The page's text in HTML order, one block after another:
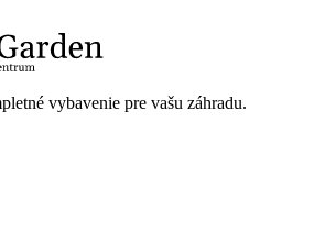
vybavenie pre vašu záhradu.